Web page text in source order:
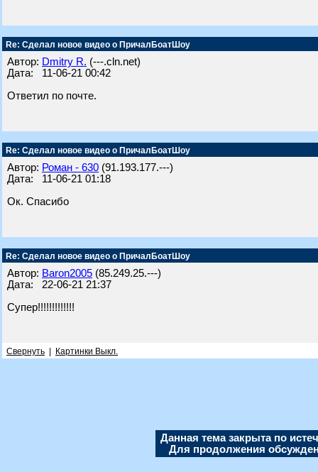
Re: Сделал новое видео о ПричалБоатШоу
Автор: Dmitry R. (---.cln.net)
Дата: 11-06-21 00:42
Ответил по почте.
Re: Сделал новое видео о ПричалБоатШоу
Автор: Роман - 630 (91.193.177.---)
Дата: 11-06-21 01:18
Ок. Спасибо
Re: Сделал новое видео о ПричалБоатШоу
Автор: Baron2005 (85.249.25.---)
Дата: 22-06-21 21:37
Супер!!!!!!!!!!!!!
Свернуть Картинки Выкл.
Данная тема закрыта по
Для продолжения